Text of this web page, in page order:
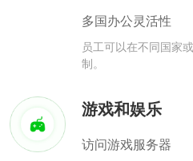
多国办公灵活性
员工可以在不同国家
制。
游戏和娱乐
访问游戏服务器